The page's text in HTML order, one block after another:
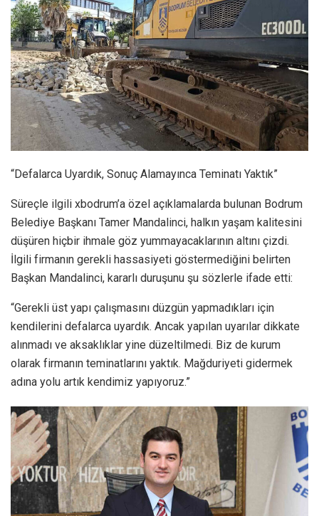
“Defalarca Uyardık, Sonuç Alamayınca Teminatı Yaktık”
Süreçle ilgili xbodrum’a özel açıklamalarda bulunan Bodrum
Belediye Başkanı Tamer Mandalinci, halkın yaşam kalitesini
düşüren hiçbir ihmale göz yummayacaklarının altını çizdi.
İlgili firmanın gerekli hassasiyeti göstermediğini belirten
Başkan Mandalinci, kararlı duruşunu şu sözlerle ifade etti:
“Gerekli üst yapı çalışmasını düzgün yapmadıkları için
kendilerini defalarca uyardık. Ancak yapılan uyarılar dikkate
alınmadı ve aksaklıklar yine düzeltilmedi. Biz de kurum
olarak firmanın teminatlarını yaktık. Mağduriyeti gidermek
adına yolu artık kendimiz yapıyoruz.”